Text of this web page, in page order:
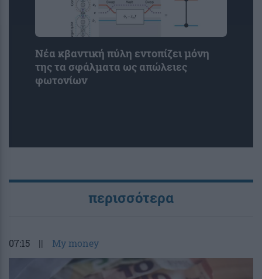
Νέα κβαντική πύλη εντοπίζει μόνη
της τα σφάλματα ως απώλειες
φωτονίων
περισσότερα
07:15 || My money